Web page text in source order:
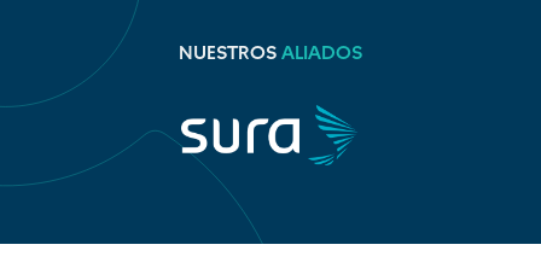
NUESTROS ALIADOS